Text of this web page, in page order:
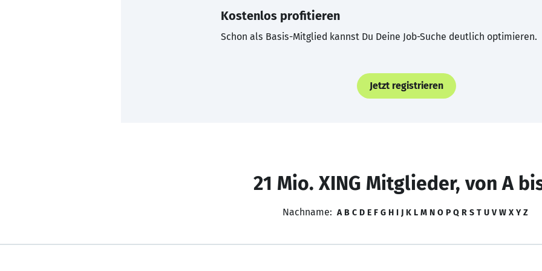
Kostenlos profitieren
Schon als Basis-Mitglied kannst Du Deine Job-Suche deutlich optimieren.
Jetzt registrieren
21 Mio. XING Mitglieder, von A
Nachname: A B C D E F G H I J K L M N O P Q R S T U V W X Y Z